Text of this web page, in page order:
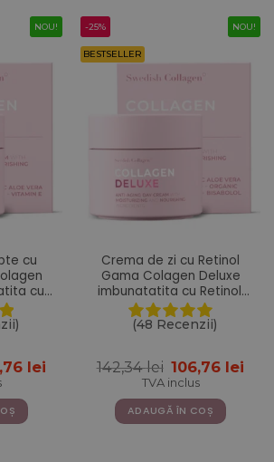
NOU!
cu
cu
Shea,
lei.
lei
-25%
BESTSELLER
NOU!
Crema de zi cu Retinol
Gama Colagen Deluxe
imbunatatita cu Retinol,
Acid Hialuronic, Colagen
Marin, Vitamina E, Unt de
Shea, Ulei de Jojoba, Aloe
(48 Recenzii)
142,34lei Prețul
inițial
a
fost:
142,34 lei.
106,76 lei
TVA inclus
ADAUGĂ ÎN COȘ